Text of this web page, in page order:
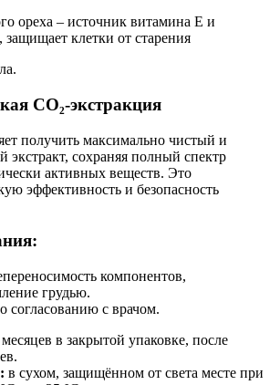
ореха – источник витамина Е и
клетки от старения
CO₂-экстракция
получить максимально чистый и
экстракт, сохраняя полный спектр
активных веществ. Это
эффективность и безопасность
компонентов,
грудью.
согласованию с врачом.
в закрытой упаковке, после
в сухом, защищённом от света месте при